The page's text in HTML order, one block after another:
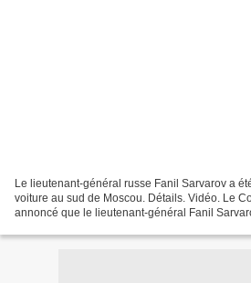
Le lieutenant-général russe Fanil Sarvarov a
voiture au sud de Moscou. Détails. Vidéo. Le
annoncé que le lieutenant-général Fanil